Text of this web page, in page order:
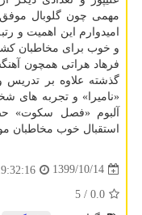
مهمی چون گلوبال موفق
امیدوارم این اهمیت و
و خوب برای مخاطبان
فرهاد هراتی همچون
گذشته علاوه بر تدریس
«نامیرا» و تجربه های
آلبوم «فصل سکوت»
استقبال خوب مخاطبان
1399/10/14
0.0
/ 5